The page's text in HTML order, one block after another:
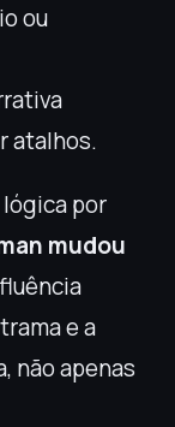
ou
atalhos.
por
mudou
e a
não apenas